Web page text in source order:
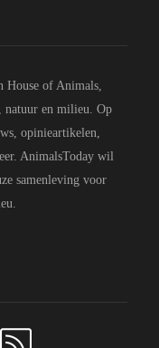
House of Animals,
natuur en milieu. Op
opinieartikelen,
AnimalsToday wil
samenleving voor